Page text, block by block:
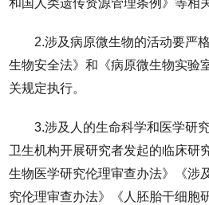
2.涉及病原微生物的活动要严
生物安全法》和《病原微生物实验
关规定执行。
3.涉及人的生命科学和医学研
卫生机构开展研究者发起的临床研
生物医学研究伦理审查办法》《涉
究伦理审查办法》《人胚胎干细胞